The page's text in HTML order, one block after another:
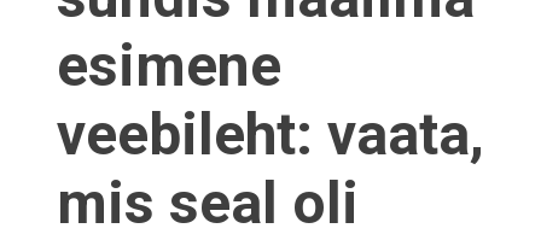
esimene
veebileht: vaata,
mis seal oli